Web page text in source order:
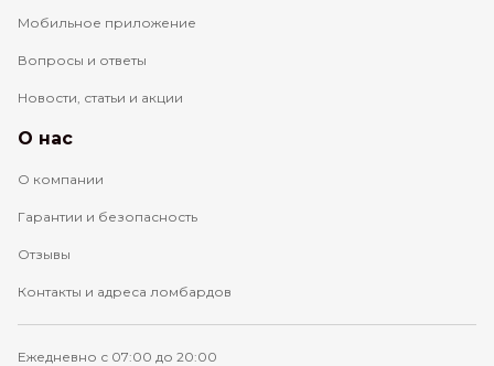
Мобильное приложение
Вопросы и ответы
Новости, статьи и акции
О нас
О компании
Гарантии и безопасность
Отзывы
Контакты и адреса ломбардов
Ежедневно с 07:00 до 20:00